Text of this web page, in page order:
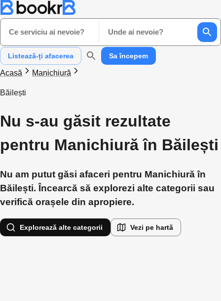
Ce serviciu ai nevoie? Unde ai nevoie?
Listează-ți afacerea Sa începem
Acasă Manichiură
Băilești
Nu s-au găsit rezultate
pentru Manichiură în Băilești
Nu am putut găsi afaceri pentru Manichiură în
Băilești. Încearcă să explorezi alte categorii sau
verifică orașele din apropiere.
Explorează alte categorii Vezi pe hartă